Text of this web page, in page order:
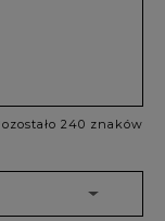
240 znaków